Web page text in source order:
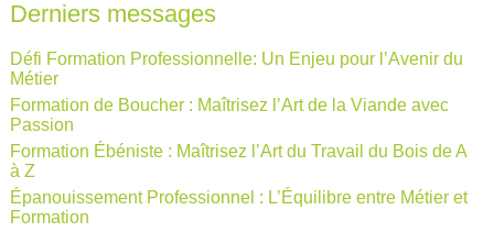
Derniers messages
Défi Formation Professionnelle: Un Enjeu pour l’Avenir du
Métier
Formation de Boucher : Maîtrisez l’Art de la Viande avec
Passion
Formation Ébéniste : Maîtrisez l’Art du Travail du Bois de A
à Z
Épanouissement Professionnel : L’Équilibre entre Métier et
Formation